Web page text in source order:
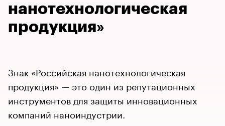
нанотехнологическая
продукция»​
Знак «Российская нанотехнологическая
продукция» — это один из репутационных
инструментов для защиты инновационных
компаний наноиндустрии.